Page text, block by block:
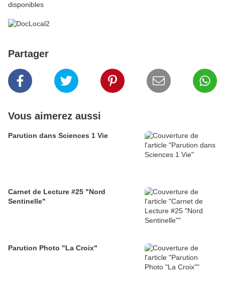
disponibles
Partager
Vous aimerez aussi
Parution dans Sciences 1 Vie
Carnet de Lecture #25 "Nord
Sentinelle"
Parution Photo "La Croix"